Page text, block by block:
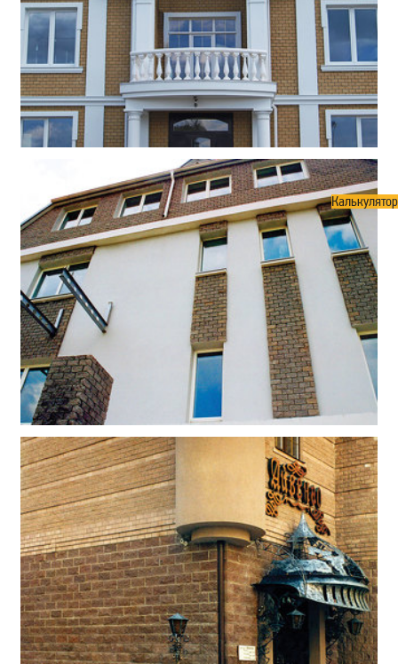
Калькулятор